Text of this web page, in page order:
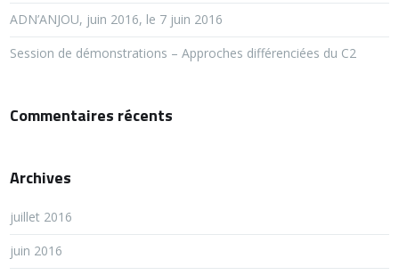
ADN’ANJOU, juin 2016, le 7 juin 2016
Session de démonstrations – Approches différenciées du C2
Commentaires récents
Archives
juillet 2016
juin 2016